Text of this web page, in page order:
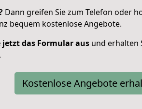
Dann greifen Sie zum Telefon oder
bequem kostenlose Angebote.
jetzt das Formular aus und erhalten
Kostenlose Angebote